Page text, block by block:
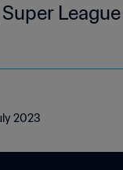
2023